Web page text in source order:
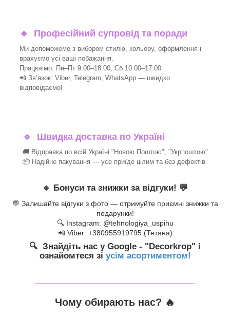
🔹 Професійний супровід та поради
Ми допоможемо з вибором стилю, кольору, оформлення і
врахуємо усі ваші побажання.
Працюємо: Пн–Пт 9:00–18:00, Сб 10:00–17:00
📲 Зв’язок: Viber, Telegram, WhatsApp — швидко
відповідаємо!
🔹 Швидка доставка по Україні
🚚 Відправка по всій Україні "Новою Поштою", "Укрпоштою"
📦 Надійне пакування — усе приїде цілим та без дефектів
🔹 Бонуси та знижки за відгуки! 💬
💬 Залишайте відгуки з фото — отримуйте приємні знижки та
подарунки!
🔍 Instagram: @tehnologiya_uspihu
📲 Viber: +380955919795 (Тетяна)
🔍 Знайдіть нас у Google - "Decorkrop" і
ознайомтеся зі усім асортиментом!
Чому обирають нас? 🔥